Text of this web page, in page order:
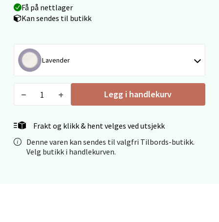
Få på nettlager
Kan sendes til butikk
Lavender
Legg i handlekurv
Frakt og klikk & hent velges ved utsjekk
Denne varen kan sendes til valgfri Tilbords-butikk.
Velg butikk i handlekurven.
0 i butikk
Ålesund - Thon Senter Moa
Langelandsvegen 25, 6010 Ålesund